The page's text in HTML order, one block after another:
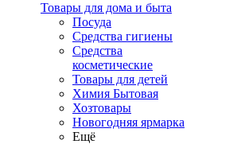
Товары для дома и быта
Посуда
Средства гигиены
Средства
косметические
Товары для детей
Химия Бытовая
Хозтовары
Новогодняя ярмарка
Ещё